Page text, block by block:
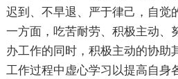
迟到、不早退、严于律己，自觉
一方面，吃苦耐劳、积极主动、
办工作的同时，积极主动的协助
工作过程中虚心学习以提高自身